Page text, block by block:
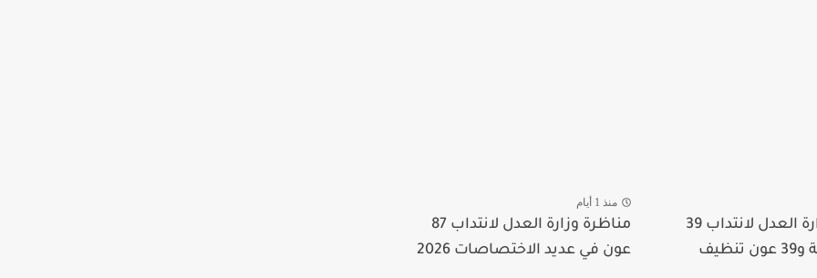
مناظرة وزارة العدل لانتداب 39
منذ 1 أيام
مناظرة وزارة العدل لانتداب 87
عون في عديد الاختصاصات 2026